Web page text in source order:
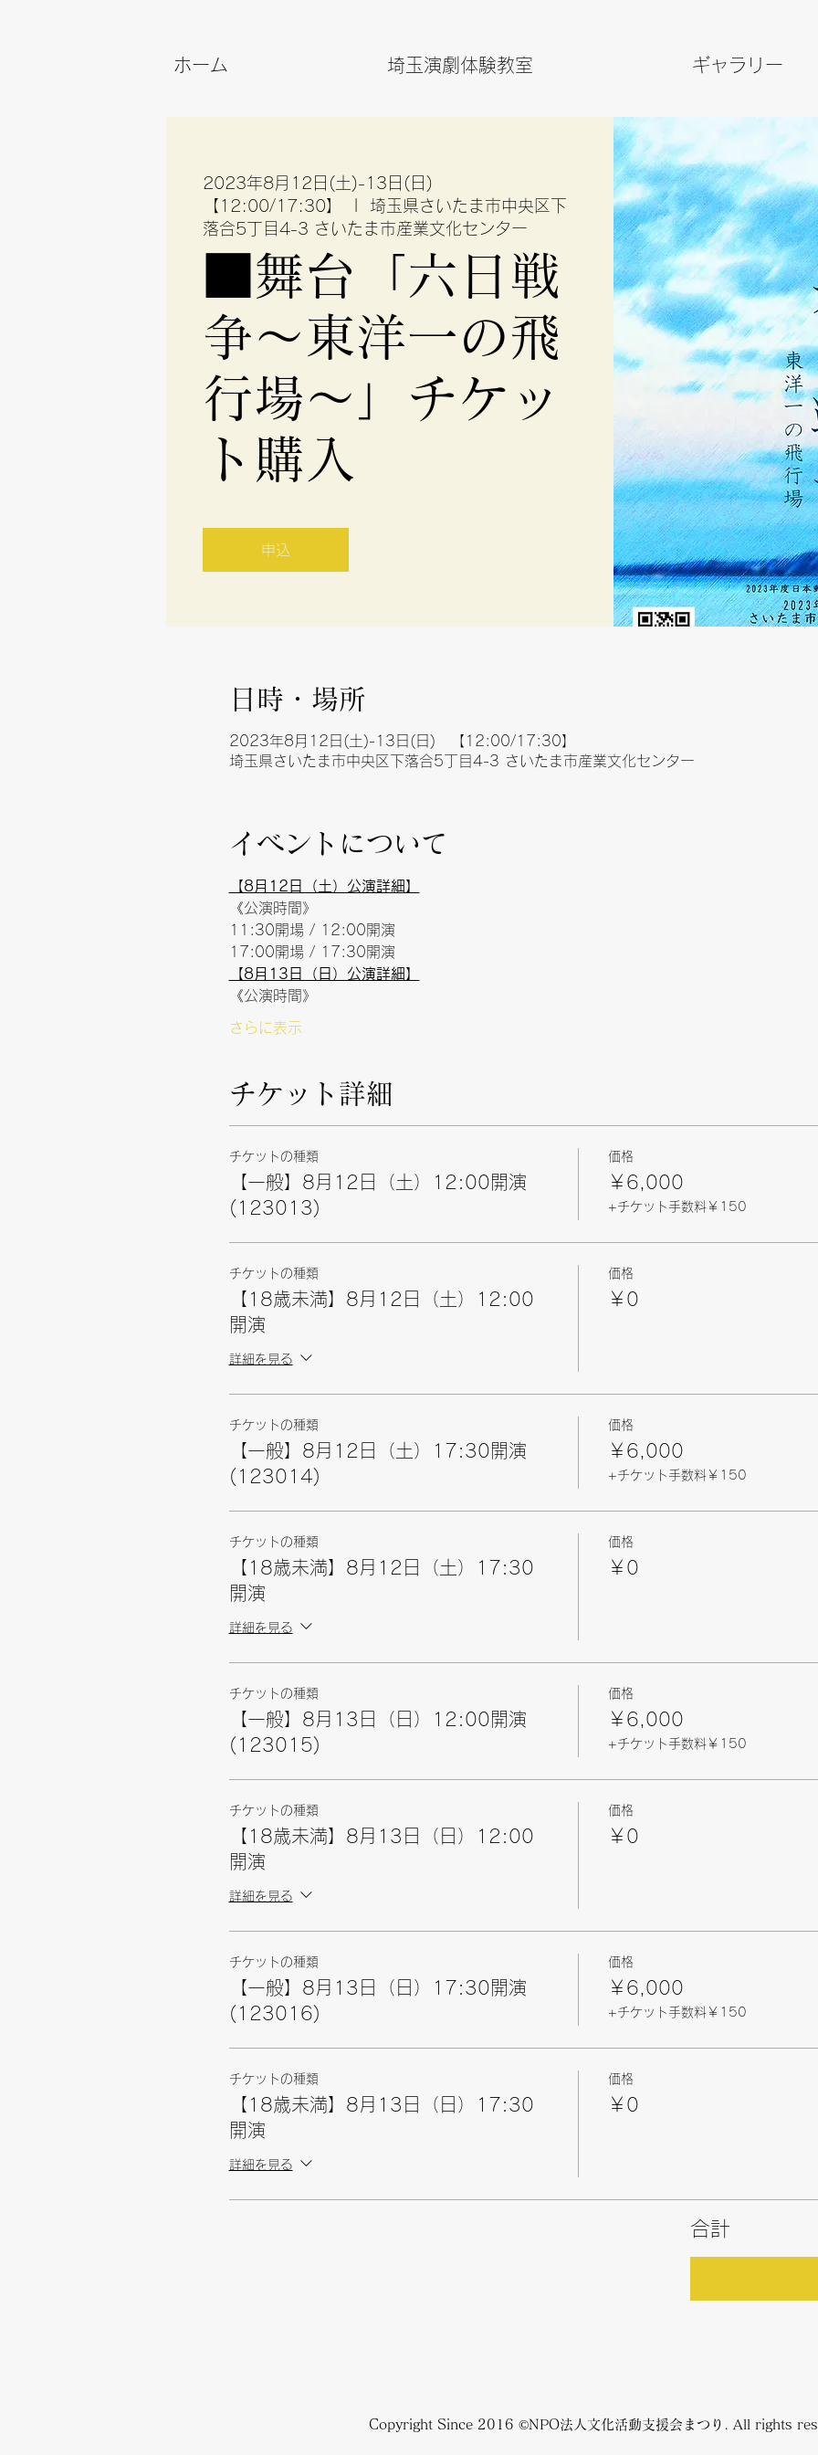
ホーム 埼玉演劇体験教室 ギャラリー
2023年8月12日(土)-13日(日)
【12:00/17:30】
埼玉県さいたま市中央区下
落合5丁目4-3 さいたま市産業文化センター
■舞台「六日戦
争～東洋一の飛
行場〜」チケッ
ト購入
申込
日時・場所
2023年8月12日(土)-13日(日) 【12:00/17:30】
埼玉県さいたま市中央区下落合5丁目4-3 さいたま市産業文化センター
イベントについて
【8月12日（土）公演詳細】
《公演時間》
11:30開場 / 12:00開演
17:00開場 / 17:30開演
【8月13日（日）公演詳細】
《公演時間》
さらに表示
チケット詳細
チケットの種類
【一般】8月12日（土）12:00開演
(123013)
価格
￥6,000
+チケット手数料￥150
チケットの種類
【18歳未満】8月12日（土）12:00
開演
詳細を見る
価格
￥0
チケットの種類
【一般】8月12日（土）17:30開演
(123014)
価格
￥6,000
+チケット手数料￥150
チケットの種類
【18歳未満】8月12日（土）17:30
開演
詳細を見る
価格
￥0
チケットの種類
【一般】8月13日（日）12:00開演
(123015)
価格
￥6,000
+チケット手数料￥150
チケットの種類
【18歳未満】8月13日（日）12:00
開演
詳細を見る
価格
￥0
チケットの種類
【一般】8月13日（日）17:30開演
(123016)
価格
￥6,000
+チケット手数料￥150
チケットの種類
【18歳未満】8月13日（日）17:30
開演
詳細を見る
価格
￥0
合計
Copyright Since 2016 ©NPO法人文化活動支援会まつり. All rights